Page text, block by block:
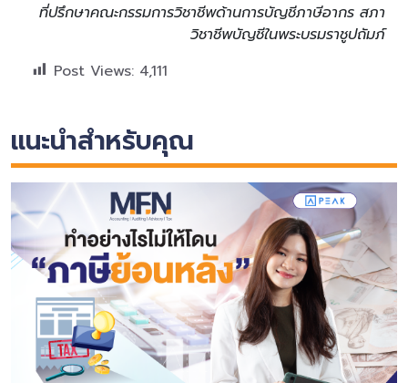
ที่ปรึกษาคณะกรรมการวิชาชีพด้านการบัญชีภาษีอากร สภา
วิชาชีพบัญชีในพระบรมราชูปถัมภ์
Post Views: 4,111
แนะนำสำหรับคุณ